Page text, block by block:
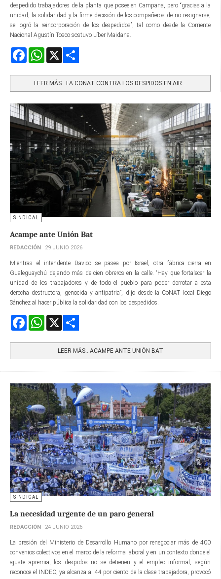
despedido trabajadores de la planta que posee en Campana, pero “gracias a la
unidad, la solidaridad y la firme decisión de los compañeros de no resignarse,
se logró la reincorporación de los despedidos”, tal como desde la Corriente
Nacional Agustín Tosco sostuvo Líber Maidana.
FacebookWhatsApp
LEER MÁS…LA CONAT CONTRA LOS DESPIDOS EN AIR...
SINDICAL
Acampe ante Unión Bat
REDACCIÓN 29 JUNIO 2026
Mientras el intendente Davico se pasea por Israel, otra fábrica cierra en
Gualeguaychú dejando más de cien obreros en la calle. “Hay que fortalecer la
unidad de los trabajadores y de todo el pueblo para poder derrotar a esta
derecha destructora, genocida y antipatria”, dijo desde la CoNAT local Diego
Sánchez al hacer pública la solidaridad con los despedidos.
FacebookWhatsApp
LEER MÁS…ACAMPE ANTE UNIÓN BAT
SINDICAL
La necesidad urgente de un paro general
REDACCIÓN 24 JUNIO 2026
La presión del Ministerio de Desarrollo Humano por renegociar más de 400
convenios colectivos en el marco de la reforma laboral y en un contexto donde el
ajuste apremia, los despidos no se detienen y el empleo informal, según
reconoce el INDEC, ya alcanza al 44 por ciento de la clase trabajadora, provocó